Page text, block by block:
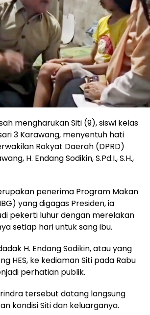
mengharukan Siti (9), siswi kelas
3 Karawang, menyentuh hati
Rakyat Daerah (DPRD)
H. Endang Sodikin, S.Pd.I., S.H.,
penerima Program Makan
yang digagas Presiden, ia
pekerti luhur dengan merelakan
setiap hari untuk sang ibu.
H. Endang Sodikin, atau yang
HES, ke kediaman Siti pada Rabu
perhatian publik.
tersebut datang langsung
kondisi Siti dan keluarganya.